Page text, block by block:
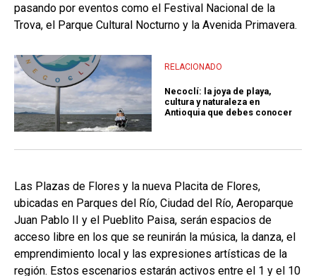
pasando por eventos como el Festival Nacional de la
Trova, el Parque Cultural Nocturno y la Avenida Primavera.
RELACIONADO
Necoclí: la joya de playa,
cultura y naturaleza en
Antioquia que debes conocer
Las Plazas de Flores y la nueva Placita de Flores,
ubicadas en Parques del Río, Ciudad del Río, Aeroparque
Juan Pablo II y el Pueblito Paisa, serán espacios de
acceso libre en los que se reunirán la música, la danza, el
emprendimiento local y las expresiones artísticas de la
región. Estos escenarios estarán activos entre el 1 y el 10